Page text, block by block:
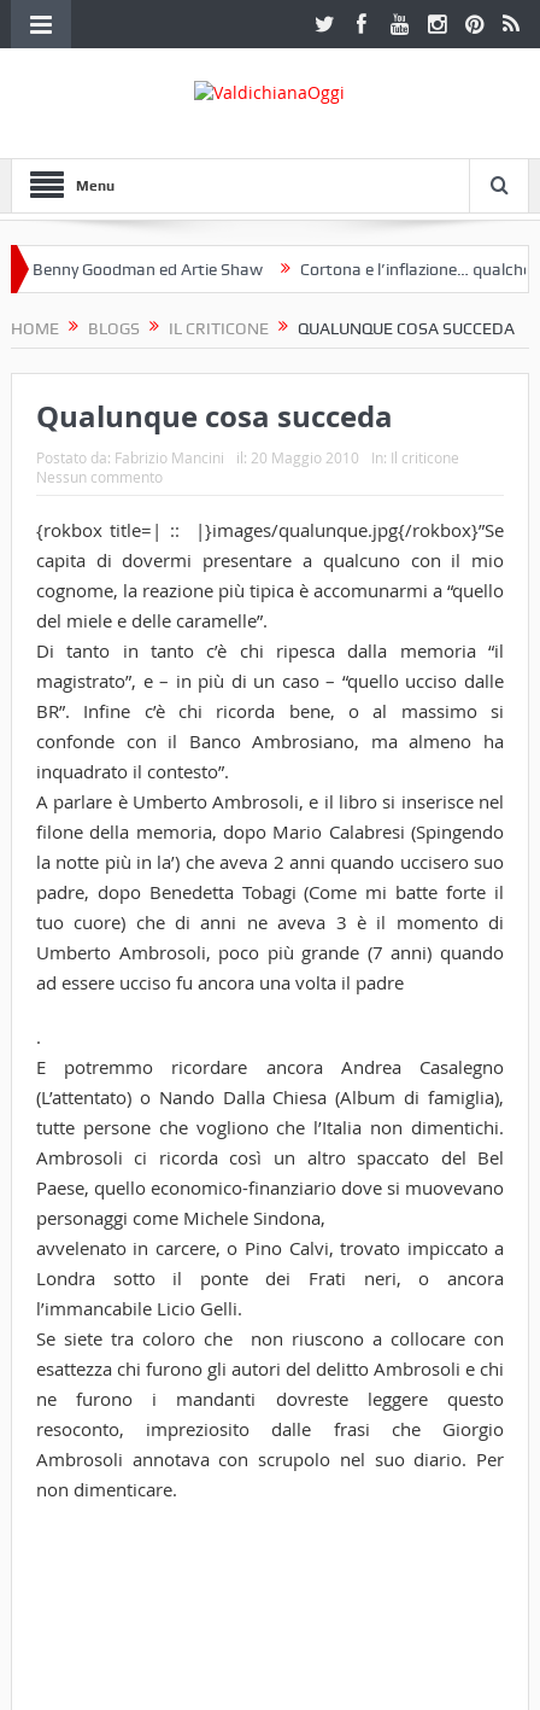
Menu
Goodman ed Artie Shaw Cortona e l’inflazione… qualche
HOME BLOGS IL CRITICONE QUALUNQUE COSA SUCCEDA
Qualunque cosa succeda
Postato da: Fabrizio Mancini il: 20 Maggio 2010 In: Il criticone
Nessun commento
{rokbox title=| :: |}images/qualunque.jpg{/rokbox}”Se
capita di dovermi presentare a qualcuno con il mio
cognome, la reazione più tipica è accomunarmi a “quello
del miele e delle caramelle”.
Di tanto in tanto c’è chi ripesca dalla memoria “il
magistrato”, e – in più di un caso – “quello ucciso dalle
BR”. Infine c’è chi ricorda bene, o al massimo si
confonde con il Banco Ambrosiano, ma almeno ha
inquadrato il contesto”.
A parlare è Umberto Ambrosoli, e il libro si inserisce nel
filone della memoria, dopo Mario Calabresi (Spingendo
la notte più in la’) che aveva 2 anni quando uccisero suo
padre, dopo Benedetta Tobagi (Come mi batte forte il
tuo cuore) che di anni ne aveva 3 è il momento di
Umberto Ambrosoli, poco più grande (7 anni) quando
ad essere ucciso fu ancora una volta il padre
.
E potremmo ricordare ancora Andrea Casalegno
(L’attentato) o Nando Dalla Chiesa (Album di famiglia),
tutte persone che vogliono che l’Italia non dimentichi.
Ambrosoli ci ricorda così un altro spaccato del Bel
Paese, quello economico-finanziario dove si muovevano
personaggi come Michele Sindona,
avvelenato in carcere, o Pino Calvi, trovato impiccato a
Londra sotto il ponte dei Frati neri, o ancora
l’immancabile Licio Gelli.
Se siete tra coloro che non riuscono a collocare con
esattezza chi furono gli autori del delitto Ambrosoli e chi
ne furono i mandanti dovreste leggere questo
resoconto, impreziosito dalle frasi che Giorgio
Ambrosoli annotava con scrupolo nel suo diario. Per
non dimenticare.